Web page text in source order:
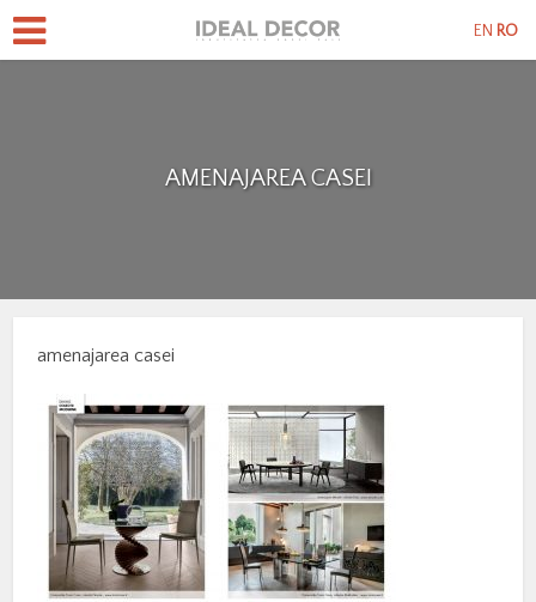
AMENAJAREA CASEI
amenajarea casei
EN RO